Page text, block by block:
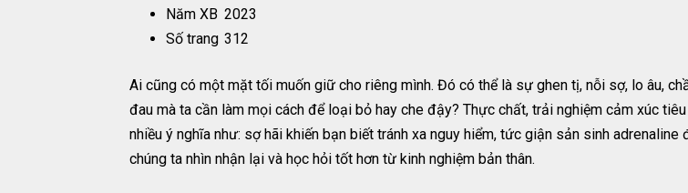
Năm XB 2023
Số trang 312
Ai cũng có một mặt tối muốn giữ cho riêng mình. Đó có thể là sự ghen tị, nỗi sợ, lo âu,
đau mà ta cần làm mọi cách để loại bỏ hay che đậy? Thực chất, trải nghiệm cảm xúc
nhiều ý nghĩa như: sợ hãi khiến bạn biết tránh xa nguy hiểm, tức giận sản sinh
chúng ta nhìn nhận lại và học hỏi tốt hơn từ kinh nghiệm bản thân.